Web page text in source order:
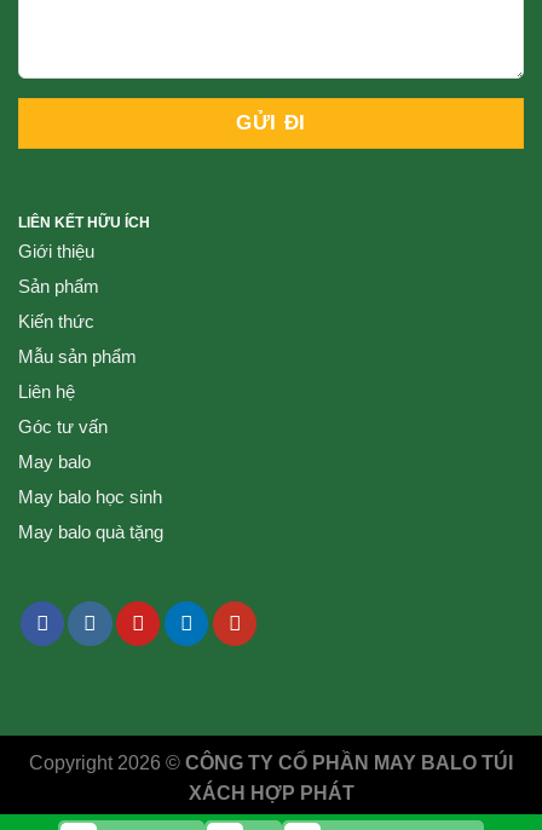
LIÊN KẾT HỮU ÍCH
Giới thiệu
Sản phẩm
Kiến thức
Mẫu sản phẩm
Liên hệ
Góc tư vấn
May balo
May balo học sinh
May balo quà tặng
Copyright 2026 © CÔNG TY CỔ PHẦN MAY BALO TÚI
XÁCH HỢP PHÁT